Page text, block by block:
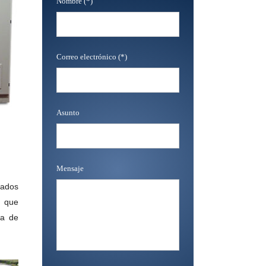
que
de
Correo electrónico (*)
Asunto
Mensaje